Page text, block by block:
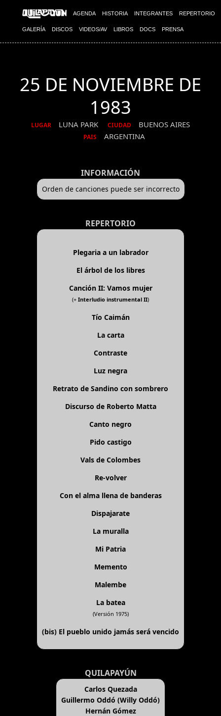
AGENDA HISTORIA INTEGRANTES REPERTORIO
GALERÍA DISCOS VIDEOS/AV LIBROS DOCS PRENSA
25 DE NOVIEMBRE DE
1983
LUGAR LUNA PARK CIUDAD BUENOS AIRES
PAIS ARGENTINA
INFORMACIÓN
Orden de canciones puede ser incorrecto
REPERTORIO
Plegaria a un labrador
El árbol de los libres
Canción II: Vamos mujer
(+ Interludio instrumental II)
Tío Caimán
La carta
Contraste
Luz negra
Retrato de Sandino con sombrero
Discurso de Roberto Matta
Canto negro
Pido castigo
Vals de Colombes
Re-volver
Con el alma llena de banderas
Dispajarate
La muralla
Mi Patria
Memento
Malembe
La batea
(Versión 1975)
(bis) El pueblo unido jamás será vencido
QUILAPAYÚN
Carlos Quezada
Guillermo Oddó (Willy Oddó)
Hernán Gómez